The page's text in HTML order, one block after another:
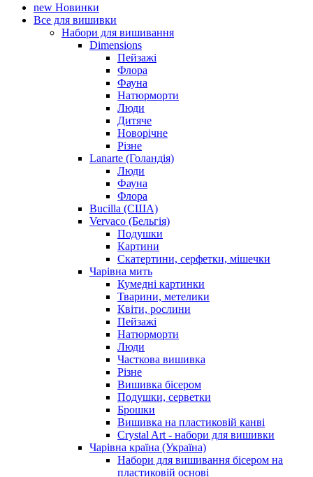
new Новинки
Все для вишивки
Набори для вишивання
Dimensions
Пейзажі
Флора
Фауна
Натюрморти
Люди
Дитяче
Новорічне
Різне
Lanarte (Голандія)
Люди
Фауна
Флора
Bucilla (США)
Vervaco (Бельгія)
Подушки
Картини
Скатертини, серфетки, мішечки
Чарiвна мить
Кумедні картинки
Тварини, метелики
Квіти, рослини
Пейзажі
Натюрморти
Люди
Часткова вишивка
Різне
Вишивка бісером
Подушки, серветки
Брошки
Вишивка на пластиковій канві
Crystal Art - набори для вишивки
Чарівна країна (Україна)
Набори для вишивання бісером на
пластиковій основі